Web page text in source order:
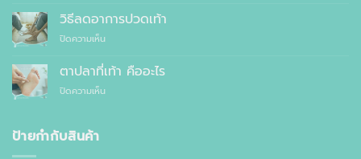
สุขภาพ
สำเร็จรูป
ทั่วไป
รองเท้า
ไหน
สุขภาพ
กับ
รองเท้า
ต่าง
อย่างไร
วิธีลดอาการปวดเท้า
ปิดความเห็นบน
ลด
อาการ
ปวด
ตาปลาที่เท้า คืออะไร
ปิดความเห็นบน
ป้ายกำกับสินค้า